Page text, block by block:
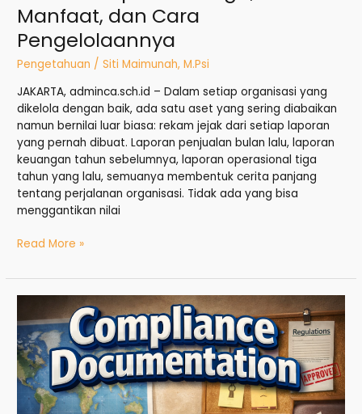
Manfaat, dan Cara
Pengelolaannya
Pengetahuan /Siti Maimunah, M.Psi
JAKARTA, adminca.sch.id – Dalam setiap organisasi yang
dikelola dengan baik, ada satu aset yang sering diabaikan
namun bernilai luar biasa: rekam jejak dari setiap laporan
yang pernah dibuat. Laporan penjualan bulan lalu, laporan
keuangan tahun sebelumnya, laporan operasional tiga
tahun yang lalu, semuanya membentuk cerita panjang
tentang perjalanan organisasi. Tidak ada yang bisa
menggantikan nilai
Read More »
Compliance
Documentation:
Fondasi
Membentuk
Administrasi
yang
Terintegrasi